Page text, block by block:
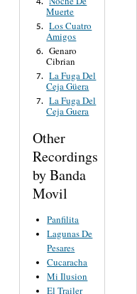
Muerte
5. Los Cuatro
Amigos
6. Genaro
Cibrian
7. La Fuga Del
Ceja Güera
7. La Fuga Del
Ceja Guera
Other
Recordings
by Banda
Movil
Panfilita
Lagunas De
Pesares
Cucaracha
Mi Ilusion
El Trailer